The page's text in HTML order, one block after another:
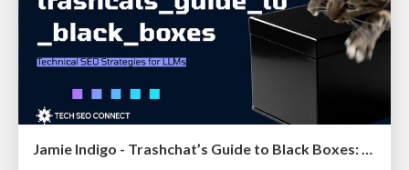
Jamie Indigo - Trashchat’s Guide to Black Boxes: Technical SEO Tactics for LLMs